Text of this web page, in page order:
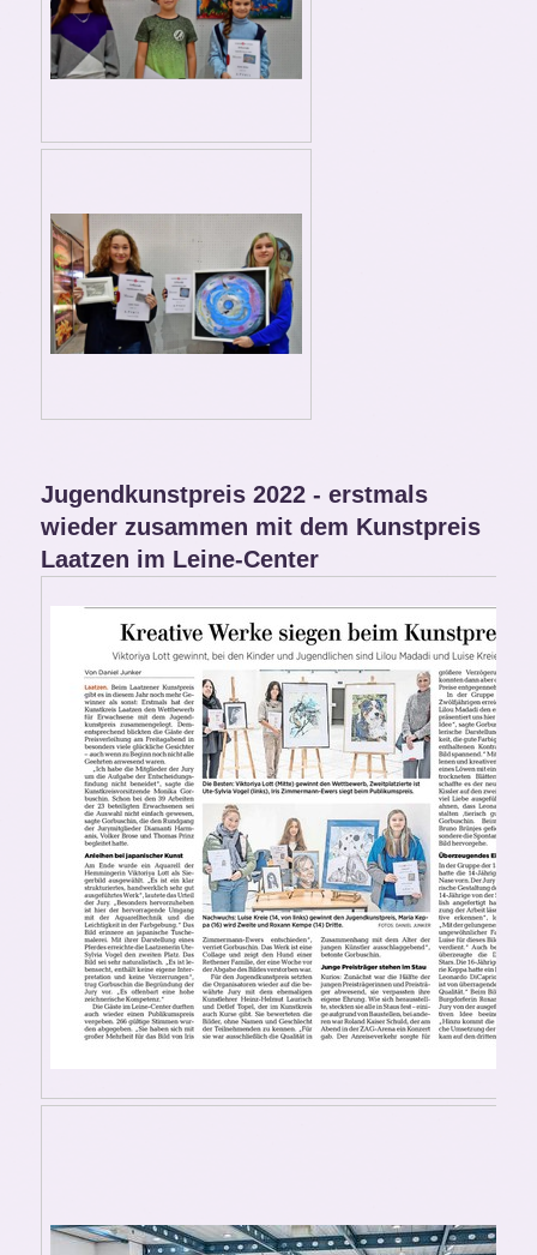
Jugendkunstpreis 2022 - erstmals
wieder zusammen mit dem Kunstpreis
Laatzen im Leine-Center